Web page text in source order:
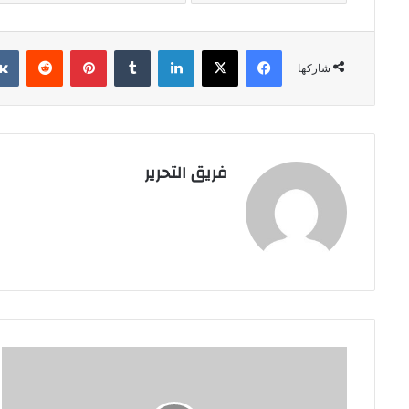
شاركها
فيسبوك ‫X لينكدإن بينتيريست
فريق التحرير